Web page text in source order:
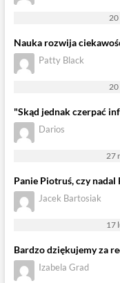
20
Nauka rozwija
Patty Black
20
"Skąd jednak czerpać
Darios
27
Panie Piotruś, czy nadal
Jacek Bartosiak
17
Bardzo dziękujemy za
Izabela Grad